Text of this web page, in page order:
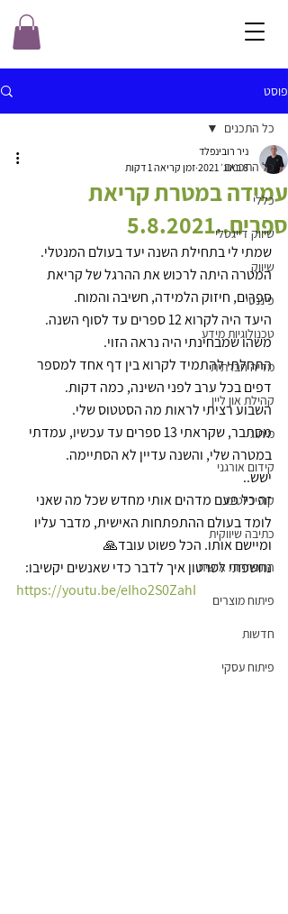
פוסט
כל התכנים
כללי
שיווק דייגטלי
שיווק
פיננסי
טכנולוגיות מידע
מדיה חברתית
קהילת און ליין
מיתוג
קידום אורגני
קופירייטינג
כתיבה שיווקית
התפתחות אישית
פיתוח מוצרים
חדשות
פיתוח עסקי
כל התכנים
עמידה במטרת קריאת
ספרים..5.8.2021
ניר רובינפלד
8 באוג׳ 2021
זמן קריאה 1 דקות
שמתי לי בתחילת השנה יעד בעולם המנטלי.
המטרה היתה לרכוש את ההרגל של קריאת
ספרים, חיזוק הלמידה, חשיבה והמוח.
היעד היה לקרוא 12 ספרים עד לסוף השנה.
משהו שמבחינתי היה נראה הזוי.
התחלתי להתמיד לקרוא בין דף אחד למספר
דפים בכל ערב לפני השינה, כמה דקות.
השבוע רציתי לראות מה הסטטוס שלי.
מסתבר, שקראתי 13 ספרים עד עכשיו, עמדתי
במטרה שלי, והשנה עדיין לא הסתיימה.
ישש..
זה כל פעם מדהים אותי מחדש שכל מה שאני
לומד בעולם ההתפתחות האישית, מדבר עליו
ומיישם אותו. הכל פשוט עובד🙏
נחשפתי לסרטון איך לדבר כדי שאנשים יקשיבו:
https://youtu.be/eIho2S0ZahI